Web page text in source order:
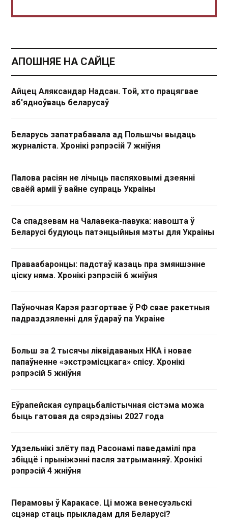
АПОШНЯЕ НА САЙЦЕ
Айцец Аляксандар Надсан. Той, хто працягвае
аб'ядноўваць беларусаў
Беларусь запатрабавала ад Польшчы выдаць
журналіста. Хронікі рэпрэсій 7 жніўня
Палова расіян не лічыць паспяховымі дзеянні
сваёй арміі ў вайне супраць Украіны
Са спадзевам на Чалавека-павука: навошта ў
Беларусі будуюць патэнцыйныя мэты для Украіны
Праваабаронцы: падстаў казаць пра змяншэнне
ціску няма. Хронікі рэпрэсій 6 жніўня
Паўночная Карэя разгортвае ў РФ свае ракетныя
падраздзяленні для ўдараў па Украіне
Больш за 2 тысячы ліквідаваных НКА і новае
папаўненне «экстрэмісцкага» спісу. Хронікі
рэпрэсій 5 жніўня
Еўрапейская супрацьбалістычная сістэма можа
быць гатовая да сярэдзіны 2027 года
Удзельнікі злёту пад Расонамі паведамілі пра
збіццё і прыніжэнні пасля затрыманняў. Хронікі
рэпрэсій 4 жніўня
Перамовы ў Каракасе. Ці можа венесуэльскі
сцэнар стаць прыкладам для Беларусі?